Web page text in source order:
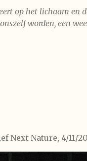
op het lichaam en
worden, een
Next Nature, 4/11/